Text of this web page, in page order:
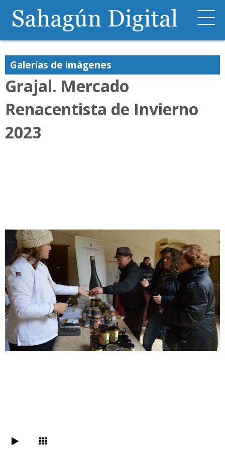
Galerías de imágenes
Grajal. Mercado
Renacentista de Invierno
2023